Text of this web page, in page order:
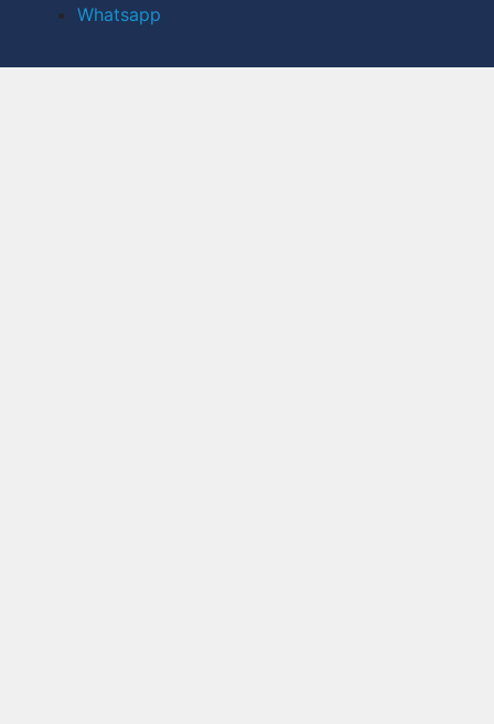
Whatsapp